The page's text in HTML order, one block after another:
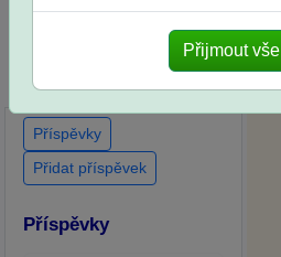
zkoušek na SŠ? Vaše
ohlasy po skutečných
přijímacích zkouškách
Přijmout vše
Příspěvky
Přidat příspěvek
Příspěvky